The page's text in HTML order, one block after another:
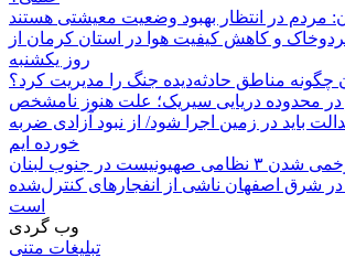
مردم در انتظار بهبود وضعیت معیشتی هستند
و کاهش کیفیت هوا در استان کرمان از
روز یکشنبه
چگونه مناطق حادثه‌دیده جنگ را مدیریت کرد؟
در محدوده دریایی سیریک؛ علت هنوز نامشخص
باید در زمین اجرا شود/ از نبود آزادی ضربه
خورده ایم
شدن ۳ نظامی صهیونیست در جنوب لبنان
شرق اصفهان ناشی از انفجارهای کنترل‌شده
است
وب گردی
تبلیغات متنی